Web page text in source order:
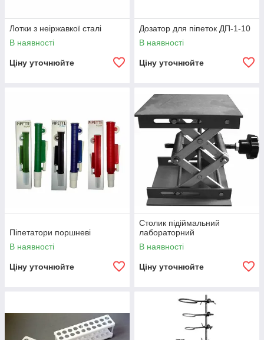
Лотки з неіржавкої сталі
В наявності
Ціну уточнюйте
Дозатор для піпеток ДП-1-10
В наявності
Ціну уточнюйте
Піпетатори поршневі
В наявності
Ціну уточнюйте
Столик підіймальний
лабораторний
В наявності
Ціну уточнюйте